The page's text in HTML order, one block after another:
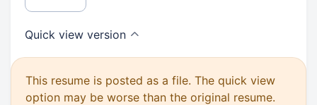
Quick view version
This resume is posted as a file. The quick view
option may be worse than the original resume.